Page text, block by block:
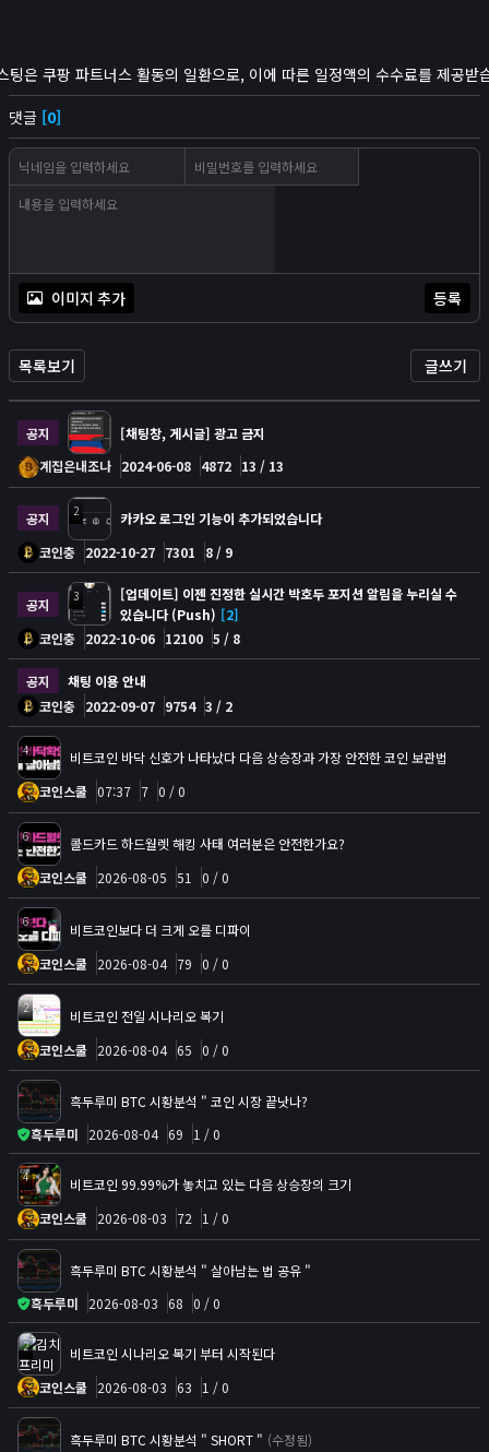
팅은 쿠팡 파트너스 활동의 일환으로, 이에 따른 일정액의 수수료를 제공받
댓글 [0]
이미지 추가 등록
목록보기 글쓰기
공지
[채팅창, 게시글] 광고 금지
계집은내조나 2024-06-08 4872 13 / 13
공지 2
카카오 로그인 기능이 추가되었습니다
코인충 2022-10-27 7301 8 / 9
공지 3
[업데이트] 이젠 진정한 실시간 박호두 포지션 알림을 누리실 수
있습니다 (Push) [2]
코인충 2022-10-06 12100 5 / 8
공지
채팅 이용 안내
코인충 2022-09-07 9754 3 / 2
4
비트코인 바닥 신호가 나타났다 다음 상승장과 가장 안전한 코인 보관법
코인스쿨 07:37 7 0 / 0
6
콜드카드 하드월렛 해킹 사태 여러분은 안전한가요?
코인스쿨 2026-08-05 51 0 / 0
6
비트코인보다 더 크게 오를 디파이
코인스쿨 2026-08-04 79 0 / 0
2
비트코인 전일 시나리오 복기
코인스쿨 2026-08-04 65 0 / 0
흑두루미 BTC 시황분석 " 코인 시장 끝낫나?
흑두루미
2026-08-04 69 1 / 0
4
비트코인 99.99%가 놓치고 있는 다음 상승장의 크기
코인스쿨 2026-08-03 72 1 / 0
흑두루미 BTC 시황분석 " 살아남는 법 공유 "
흑두루미
2026-08-03 68 0 / 0
2
비트코인 시나리오 복기 부터 시작된다
코인스쿨 2026-08-03 63 1 / 0
흑두루미 BTC 시황분석 " SHORT " (수정됨)